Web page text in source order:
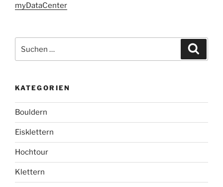
myDataCenter
nach:
KATEGORIEN
Bouldern
Eisklettern
Hochtour
Klettern